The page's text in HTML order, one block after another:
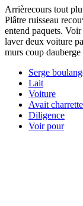
Arrièrecours tout
Plâtre ruisseau
entend paquets.
laver deux voiture
murs coup
Serge
Lait
Voiture
Avait
Diligence
Voir pour